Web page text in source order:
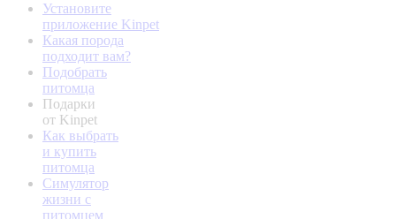
Установите
приложение Kinpet
Какая порода
подходит вам?
Подобрать
питомца
Подарки
от Kinpet
Как выбрать
и купить
питомца
Симулятор
жизни с
питомцем